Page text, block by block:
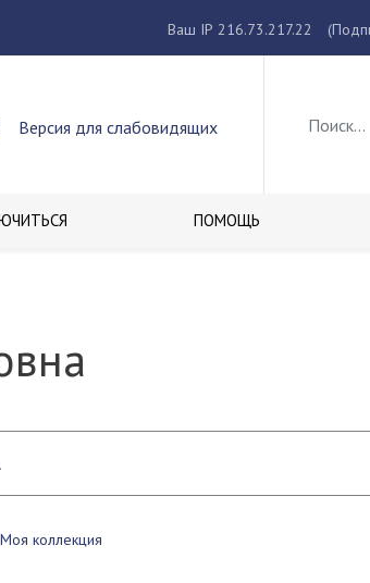
Ваш IP 216.73.217.22
Версия для слабовидящих
ПОМОЩЬ
Моя коллекция